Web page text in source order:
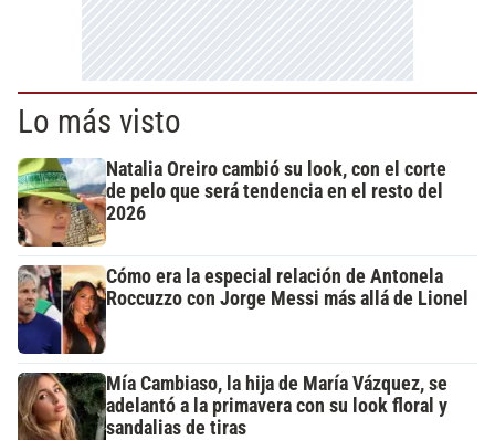
Lo más visto
Natalia Oreiro cambió su look, con el corte
de pelo que será tendencia en el resto del
2026
Cómo era la especial relación de Antonela
Roccuzzo con Jorge Messi más allá de Lionel
Mía Cambiaso, la hija de María Vázquez, se
adelantó a la primavera con su look floral y
sandalias de tiras